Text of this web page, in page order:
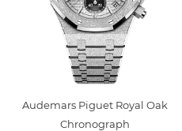
Audemars Piguet Royal Oak
Chronograph